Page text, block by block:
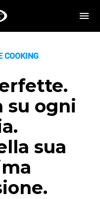
COOKING
su ogni
sua